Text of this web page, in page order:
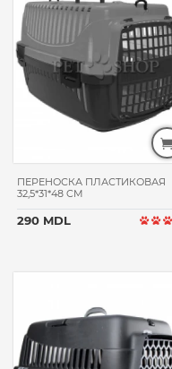
Trixie
ВЕС
УПАКОВКИ
1 kg на
развес
КЛАСС
ТОВАРА
премиум
ПИТОМЦА
для
мелких пород
ПЕРЕНОСКА ПЛАСТИКОВАЯ
32,5*31*48 CM
290 MDL